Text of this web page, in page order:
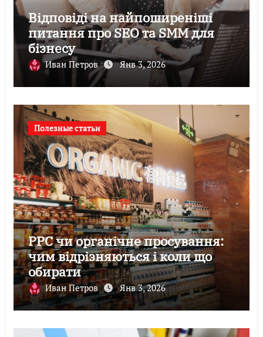
Відповіді на найпоширеніші
питання про SEO та SMM для
бізнесу
Иван Петров Янв 3, 2026
Полезные статьи
PPC чи органічне просування:
чим відрізняються і коли що
обирати
Иван Петров Янв 3, 2026